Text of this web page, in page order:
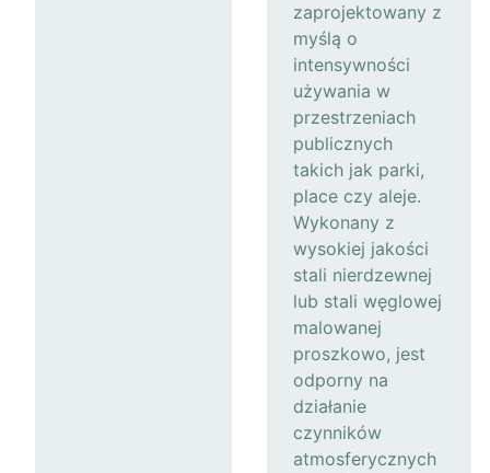
zaprojektowany z
myślą o
intensywności
używania w
przestrzeniach
publicznych
takich jak parki,
place czy aleje.
Wykonany z
wysokiej jakości
stali nierdzewnej
lub stali węglowej
malowanej
proszkowo, jest
odporny na
działanie
czynników
atmosferycznych